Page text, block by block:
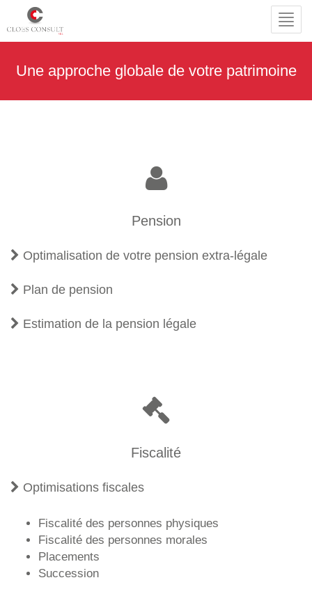
Une approche globale de votre patrimoine
Pension
Optimalisation de votre pension extra-légale
Plan de pension
Estimation de la pension légale
Fiscalité
Optimisations fiscales
Fiscalité des personnes physiques
Fiscalité des personnes morales
Placements
Succession